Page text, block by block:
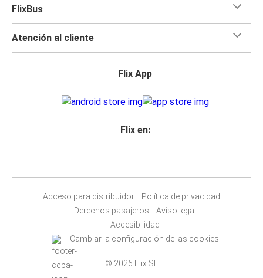
FlixBus
Atención al cliente
Flix App
Flix en:
Acceso para distribuidor
Política de privacidad
Derechos pasajeros
Aviso legal
Accesibilidad
Cambiar la configuración de las cookies
© 2026 Flix SE